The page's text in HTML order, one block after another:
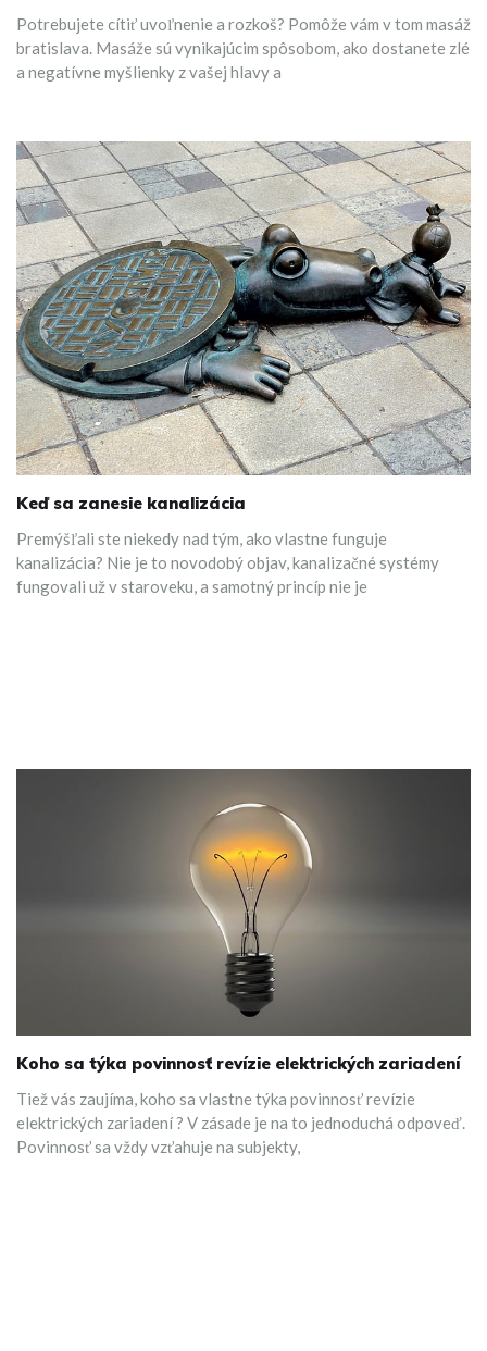
Potrebujete cítiť uvoľnenie a rozkoš? Pomôže vám v tom masáž
bratislava. Masáže sú vynikajúcim spôsobom, ako dostanete zlé
a negatívne myšlienky z vašej hlavy a
Keď sa zanesie kanalizácia
Premýšľali ste niekedy nad tým, ako vlastne funguje
kanalizácia? Nie je to novodobý objav, kanalizačné systémy
fungovali už v staroveku, a samotný princíp nie je
Koho sa týka povinnosť revízie elektrických zariadení
Tiež vás zaujíma, koho sa vlastne týka povinnosť revízie
elektrických zariadení ? V zásade je na to jednoduchá odpoveď.
Povinnosť sa vždy vzťahuje na subjekty,